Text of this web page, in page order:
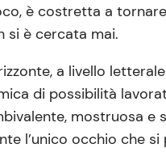
è costretta a
si è cercata mai.
a livello
di possibilità
mostruosa
l’unico occhio che